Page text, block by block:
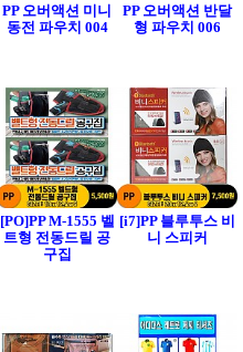
PP 오버액션 미니
동전 파우치 004
PP 오버액션 반달
형 파우치 006
[PO]PP M-1555 벨
트형 전동드릴 공
구집
[i7]PP 블루투스 비
니 스피커